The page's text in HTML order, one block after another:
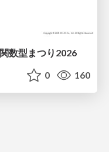
数型まつり2026
0 160